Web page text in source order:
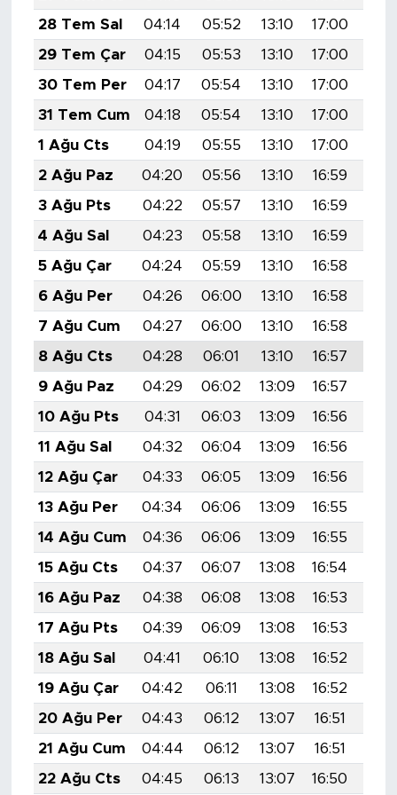
28 Tem Sal
04:14 05:52 13:10 17:00
29 Tem Çar
04:15 05:53 13:10 17:00
30 Tem Per
04:17 05:54 13:10 17:00
31 Tem Cum
04:18 05:54 13:10 17:00
1 Ağu Cts
04:19 05:55 13:10 17:00
2 Ağu Paz
04:20 05:56 13:10 16:59
3 Ağu Pts
04:22 05:57 13:10 16:59
4 Ağu Sal
04:23 05:58 13:10 16:59
5 Ağu Çar
04:24 05:59 13:10 16:58
6 Ağu Per
04:26 06:00 13:10 16:58
7 Ağu Cum
04:27 06:00 13:10 16:58
8 Ağu Cts
04:28 06:01 13:10 16:57
9 Ağu Paz
04:29 06:02 13:09 16:57
10 Ağu Pts
04:31 06:03 13:09 16:56
11 Ağu Sal
04:32 06:04 13:09 16:56
12 Ağu Çar
04:33 06:05 13:09 16:56
13 Ağu Per
04:34 06:06 13:09 16:55
14 Ağu Cum
04:36 06:06 13:09 16:55
15 Ağu Cts
04:37 06:07 13:08 16:54
16 Ağu Paz
04:38 06:08 13:08 16:53
17 Ağu Pts
04:39 06:09 13:08 16:53
18 Ağu Sal
04:41 06:10 13:08 16:52
19 Ağu Çar
04:42 06:11 13:08 16:52
20 Ağu Per
04:43 06:12 13:07 16:51
21 Ağu Cum
04:44 06:12 13:07 16:51
22 Ağu Cts
04:45 06:13 13:07 16:50